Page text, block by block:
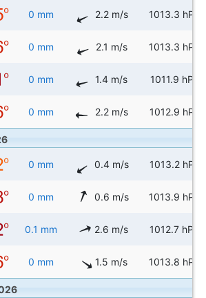
0 mm 2.2 m/s 1013.3 hPa
0 mm 2.1 m/s 1013.3 hPa
0 mm 1.4 m/s 1011.9 hPa
0 mm 2.2 m/s 1012.9 hPa
0 mm 0.4 m/s 1013.2 hPa
0 mm 0.6 m/s 1013.9 hPa
0.1 mm 2.6 m/s 1012.7 hPa
0 mm 1.5 m/s 1013.8 hPa